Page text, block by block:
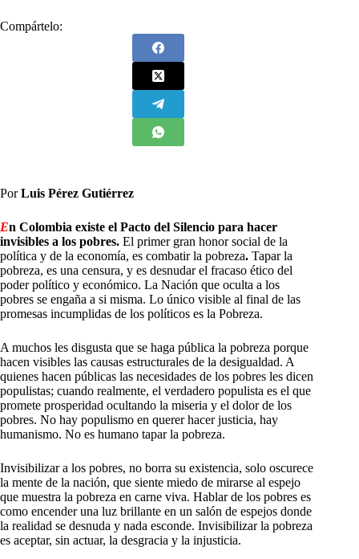
Compártelo:
PorLuis Pérez Gutiérrez
En Colombia existe el Pacto del Silencio para hacer
invisibles a los pobres. El primer gran honor social de la
política y de la economía, es combatir la pobreza. Tapar la
pobreza, es una censura, y es desnudar el fracaso ético del
poder político y económico. La Nación que oculta a los
pobres se engaña a si misma. Lo único visible al final de las
promesas incumplidas de los políticos es la Pobreza.
A muchos les disgusta que se haga pública la pobreza porque
hacen visibles las causas estructurales de la desigualdad. A
quienes hacen públicas las necesidades de los pobres les dicen
populistas; cuando realmente, el verdadero populista es el que
promete prosperidad ocultando la miseria y el dolor de los
pobres. No hay populismo en querer hacer justicia, hay
humanismo. No es humano tapar la pobreza.
Invisibilizar a los pobres, no borra su existencia, solo oscurece
la mente de la nación, que siente miedo de mirarse al espejo
que muestra la pobreza en carne viva. Hablar de los pobres es
como encender una luz brillante en un salón de espejos donde
la realidad se desnuda y nada esconde. Invisibilizar la pobreza
es aceptar, sin actuar, la desgracia y la injusticia.